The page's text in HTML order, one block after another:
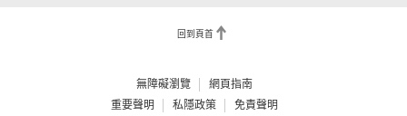
回到頁首
無障礙瀏覽
網頁指南
重要聲明
私隱政策 免責聲明